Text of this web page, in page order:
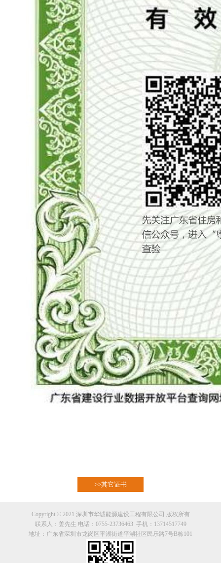
>>其它证书
Copyright © 2021 深圳市华诚能源建设工程有限公司 版权所有
联系人：姜先生 电话：0755-23736463 手机：13714517749
地址：广东省深圳市龙岗区平湖街道平湖社区民乐路7号B栋101